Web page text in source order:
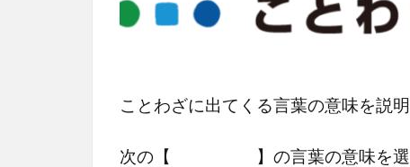
ことわざに出てくる言葉の意味を説
次の【 】の言葉の意味を選び